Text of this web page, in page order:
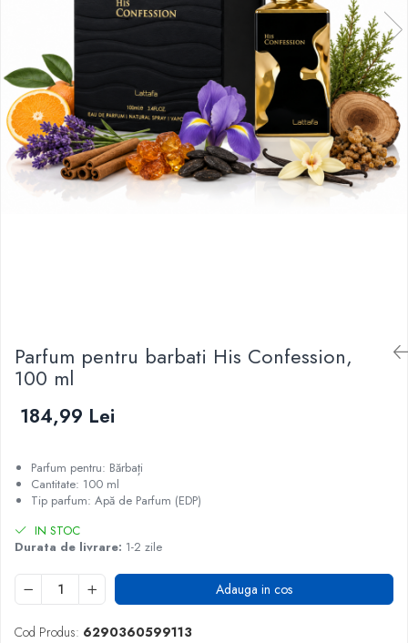
Parfum pentru barbati His Confession,
100 ml
184,99 Lei
Parfum pentru: Bărbați
Cantitate: 100 ml
Tip parfum: Apă de Parfum (EDP)
IN STOC
Durata de livrare: 1-2 zile
Adauga in cos
Cod Produs: 6290360599113